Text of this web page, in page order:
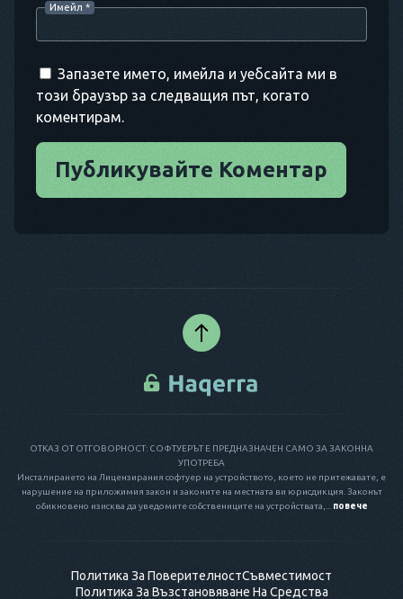
Имейл *
Запазете името, имейла и уебсайта ми в
този браузър за следващия път, когато
коментирам.
Публикувайте Коментар
ОТКАЗ ОТ ОТГОВОРНОСТ: СОФТУЕРЪТ Е ПРЕДНАЗНАЧЕН САМО ЗА ЗАКОННА
УПОТРЕБА
Инсталирането на Лицензирания софтуер на устройството, което не притежавате, е
нарушение на приложимия закон и законите на местната ви юрисдикция. Законът
обикновено изисква да уведомите собствениците на устройствата,...
повече
Политика За ПоверителностСъвместимост
Политика За Възстановяване На Средства